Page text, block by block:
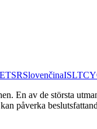
ETSRSlovenčinaISLTCY
En av de största
påverka